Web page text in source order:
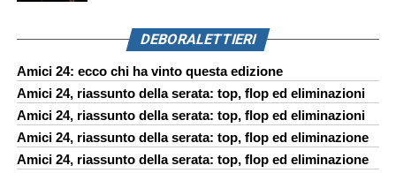
DEBORALETTIERI
Amici 24: ecco chi ha vinto questa edizione
Amici 24, riassunto della serata: top, flop ed eliminazioni
Amici 24, riassunto della serata: top, flop ed eliminazioni
Amici 24, riassunto della serata: top, flop ed eliminazione
Amici 24, riassunto della serata: top, flop ed eliminazione